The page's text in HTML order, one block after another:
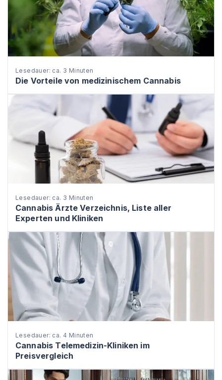
Lesedauer: ca. 3 Minuten
Die Vorteile von medizinischem Cannabis
Lesedauer: ca. 3 Minuten
Cannabis Ärzte Verzeichnis, Liste aller
Experten und Kliniken
Lesedauer: ca. 4 Minuten
Cannabis Telemedizin-Kliniken im
Preisvergleich